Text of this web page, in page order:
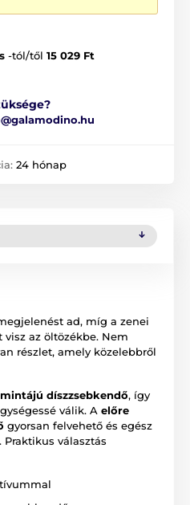
-tól/től 15 029 Ft
24 hónap
ad, míg a zenei
az öltözékbe. Nem
részlet, amely közelebbről
díszzsebkendő, így
válik. A előre
gyorsan felvehető és egész
választás